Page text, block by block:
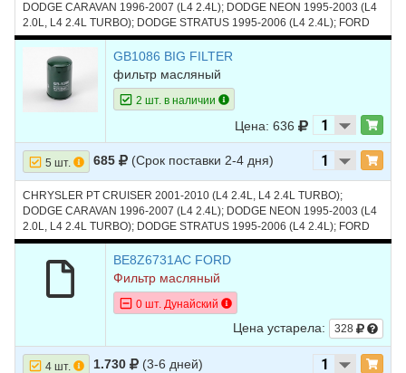
DODGE CARAVAN 1996-2007 (L4 2.4L); DODGE NEON 1995-2003 (L4
2.0L, L4 2.4L TURBO); DODGE STRATUS 1995-2006 (L4 2.4L); FORD
ESCAPE 2005-2008 (L4 2.3L, L4 2.3L HYBRID); JEEP LIBERTY 2002-
2005 (L4 2.4L)
GB1086 BIG FILTER
фильтр масляный
2 шт. в наличии
Цена: 636
5 шт. 685 (Срок поставки 2-4 дня)
CHRYSLER PT CRUISER 2001-2010 (L4 2.4L, L4 2.4L TURBO);
DODGE CARAVAN 1996-2007 (L4 2.4L); DODGE NEON 1995-2003 (L4
2.0L, L4 2.4L TURBO); DODGE STRATUS 1995-2006 (L4 2.4L); FORD
ESCAPE 2005-2008 (L4 2.3L, L4 2.3L HYBRID); JEEP LIBERTY 2002-
2005 (L4 2.4L); FORD ESCORT; FORD TAURUS; JEEP GRAND
CHEROKEE
BE8Z6731AC FORD
Фильтр масляный
0 шт. Дунайский
Цена устарела: 328
4 шт. 1.730 (3-6 дней)